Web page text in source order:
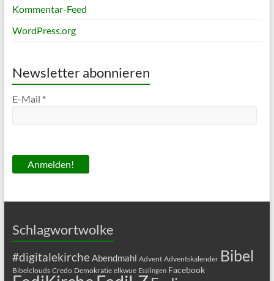
Kommentar-Feed
WordPress.org
Newsletter abonnieren
E-Mail *
Schlagwortwolke
#digitalekircheAbendmahl Advent Adventskalender Bibel
Bibelclouds Credo Demokratie elkwue Esslingen Facebook